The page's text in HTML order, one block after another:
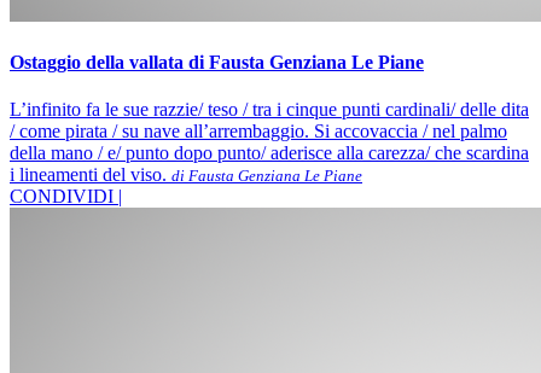
Ostaggio della vallata di Fausta Genziana Le Piane
L’infinito fa le sue razzie/ teso / tra i cinque punti cardinali/ delle dita
/ come pirata / su nave all’arrembaggio. Si accovaccia / nel palmo
della mano / e/ punto dopo punto/ aderisce alla carezza/ che scardina
i lineamenti del viso. di Fausta Genziana Le Piane
CONDIVIDI |